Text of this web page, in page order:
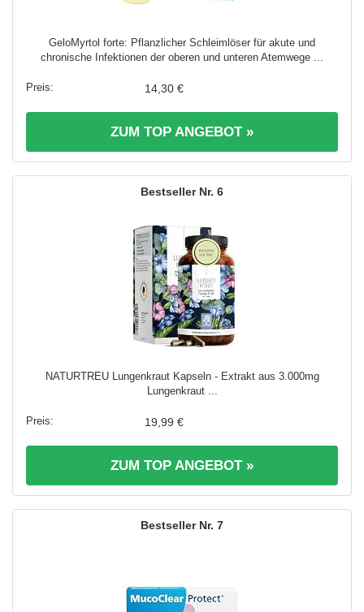
GeloMyrtol forte: Pflanzlicher Schleimlöser für akute und
chronische Infektionen der oberen und unteren Atemwege ...
14,30 €
ZUM TOP ANGEBOT »
6
NATURTREU Lungenkraut Kapseln - Extrakt aus 3.000mg
Lungenkraut ...
19,99 €
ZUM TOP ANGEBOT »
7